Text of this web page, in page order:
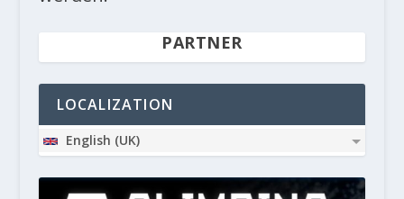
PARTNER
LOCALIZATION
English (UK)